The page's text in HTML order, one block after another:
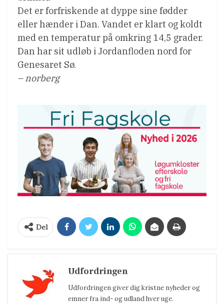
Det er forfriskende at dyppe sine fødder
eller hænder i Dan. Vandet er klart og koldt
med en temperatur på omkring 14,5 grader.
Dan har sit udløb i Jordanfloden nord for
Genesaret Sø.
– norberg
Del
Udfordringen
Udfordringen giver dig kristne nyheder og
emner fra ind- og udland hver uge.